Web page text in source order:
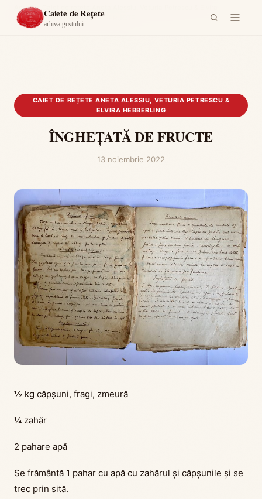
Caiete de Rețete
arhiva gustului
Acasă ›
Hebberling › ÎNGHEȚATĂ DE FRUCTE
CAIET DE REȚETE ANETA ALESSIU, VETURIA PETRESCU &
ELVIRA HEBBERLING
ÎNGHEȚATĂ DE FRUCTE
13 noiembrie 2022
½ kg căpșuni, fragi, zmeură
¼ zahăr
2 pahare apă
Se frământă 1 pahar cu apă cu zahărul și căpșunile și se
trec prin sită.